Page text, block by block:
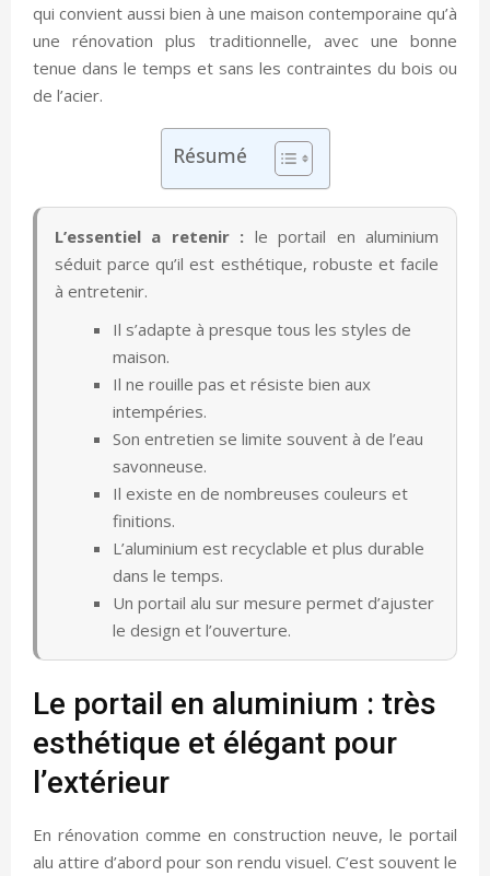
qui convient aussi bien à une maison contemporaine qu’à
une rénovation plus traditionnelle, avec une bonne
tenue dans le temps et sans les contraintes du bois ou
de l’acier.
Résumé
L’essentiel a retenir : le portail en aluminium
séduit parce qu’il est esthétique, robuste et facile
à entretenir.
Il s’adapte à presque tous les styles de
maison.
Il ne rouille pas et résiste bien aux
intempéries.
Son entretien se limite souvent à de l’eau
savonneuse.
Il existe en de nombreuses couleurs et
finitions.
L’aluminium est recyclable et plus durable
dans le temps.
Un portail alu sur mesure permet d’ajuster
le design et l’ouverture.
Le portail en aluminium : très
esthétique et élégant pour
l’extérieur
En rénovation comme en construction neuve, le portail
alu attire d’abord pour son rendu visuel. C’est souvent le